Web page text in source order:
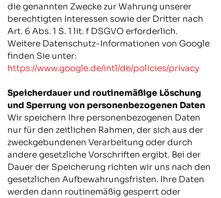
die genannten Zwecke zur Wahrung unserer
berechtigten Interessen sowie der Dritter nach
Art. 6 Abs. 1 S. 1 lit. f DSGVO erforderlich.
Weitere Datenschutz-Informationen von Google
finden Sie unter:
https://www.google.de/intl/de/policies/privacy
Speicherdauer und routinemäßige Löschung
und Sperrung von personenbezogenen Daten
Wir speichern Ihre personenbezogenen Daten
nur für den zeitlichen Rahmen, der sich aus der
zweckgebundenen Verarbeitung oder durch
andere gesetzliche Vorschriften ergibt. Bei der
Dauer der Speicherung richten wir uns nach den
gesetzlichen Aufbewahrungsfristen. Ihre Daten
werden dann routinemäßig gesperrt oder